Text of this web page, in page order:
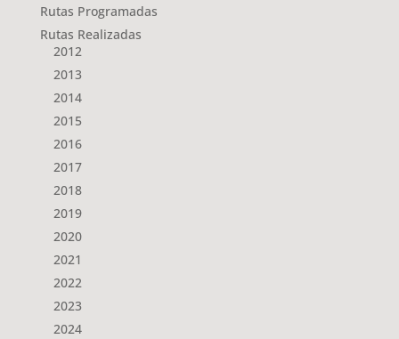
Rutas Programadas
Rutas Realizadas
2012
2013
2014
2015
2016
2017
2018
2019
2020
2021
2022
2023
2024